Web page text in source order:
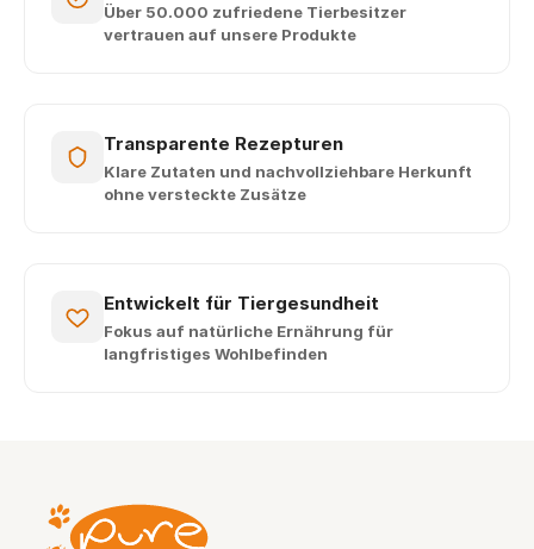
Über 50.000 zufriedene Tierbesitzer
vertrauen auf unsere Produkte
Transparente Rezepturen
Klare Zutaten und nachvollziehbare Herkunft
ohne versteckte Zusätze
Entwickelt für Tiergesundheit
Fokus auf natürliche Ernährung für
langfristiges Wohlbefinden